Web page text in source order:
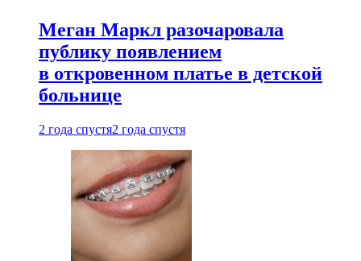
Меган Маркл разочаровала
публику появлением
в откровенном платье в детской
больнице
2 года спустя2 года спустя